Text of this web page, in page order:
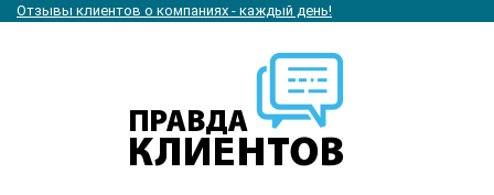
Отзывы клиентов о компаниях - каждый день!